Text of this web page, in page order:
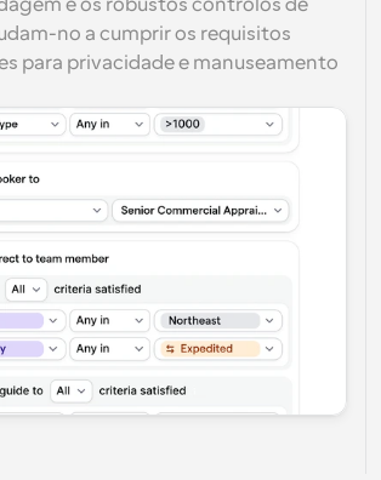
e os robustos controlos de
no a cumprir os requisitos
para privacidade e manuseamento